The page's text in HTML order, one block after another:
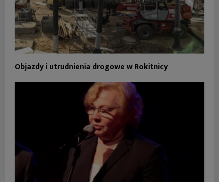
Objazdy i utrudnienia drogowe w Rokitnicy